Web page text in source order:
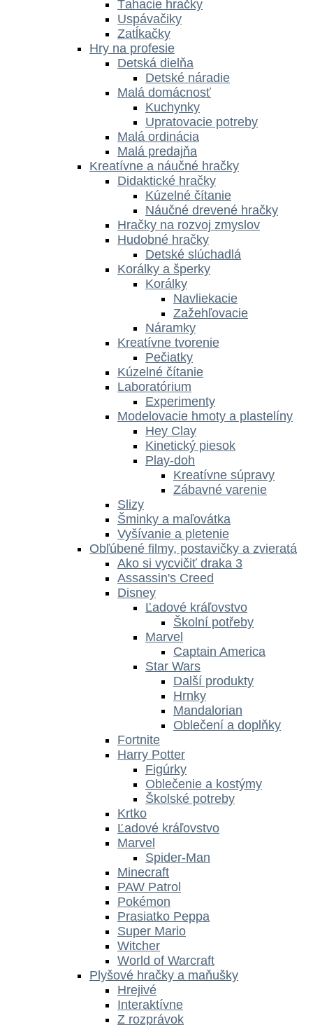
Ťahacie hračky
Uspávačiky
Zatĺkačky
Hry na profesie
Detská dielňa
Detské náradie
Malá domácnosť
Kuchynky
Upratovacie potreby
Malá ordinácia
Malá predajňa
Kreatívne a náučné hračky
Didaktické hračky
Kúzelné čítanie
Náučné drevené hračky
Hračky na rozvoj zmyslov
Hudobné hračky
Detské slúchadlá
Korálky a šperky
Korálky
Navliekacie
Zažehľovacie
Náramky
Kreatívne tvorenie
Pečiatky
Kúzelné čítanie
Laboratórium
Experimenty
Modelovacie hmoty a plastelíny
Hey Clay
Kinetický piesok
Play-doh
Kreatívne súpravy
Zábavné varenie
Slizy
Šminky a maľovátka
Vyšívanie a pletenie
Obľúbené filmy, postavičky a zvieratá
Ako si vycvičiť draka 3
Assassin's Creed
Disney
Ľadové kráľovstvo
Školní potřeby
Marvel
Captain America
Star Wars
Další produkty
Hrnky
Mandalorian
Oblečení a doplňky
Fortnite
Harry Potter
Figúrky
Oblečenie a kostýmy
Školské potreby
Krtko
Ľadové kráľovstvo
Marvel
Spider-Man
Minecraft
PAW Patrol
Pokémon
Prasiatko Peppa
Super Mario
Witcher
World of Warcraft
Plyšové hračky a maňušky
Hrejivé
Interaktívne
Z rozprávok